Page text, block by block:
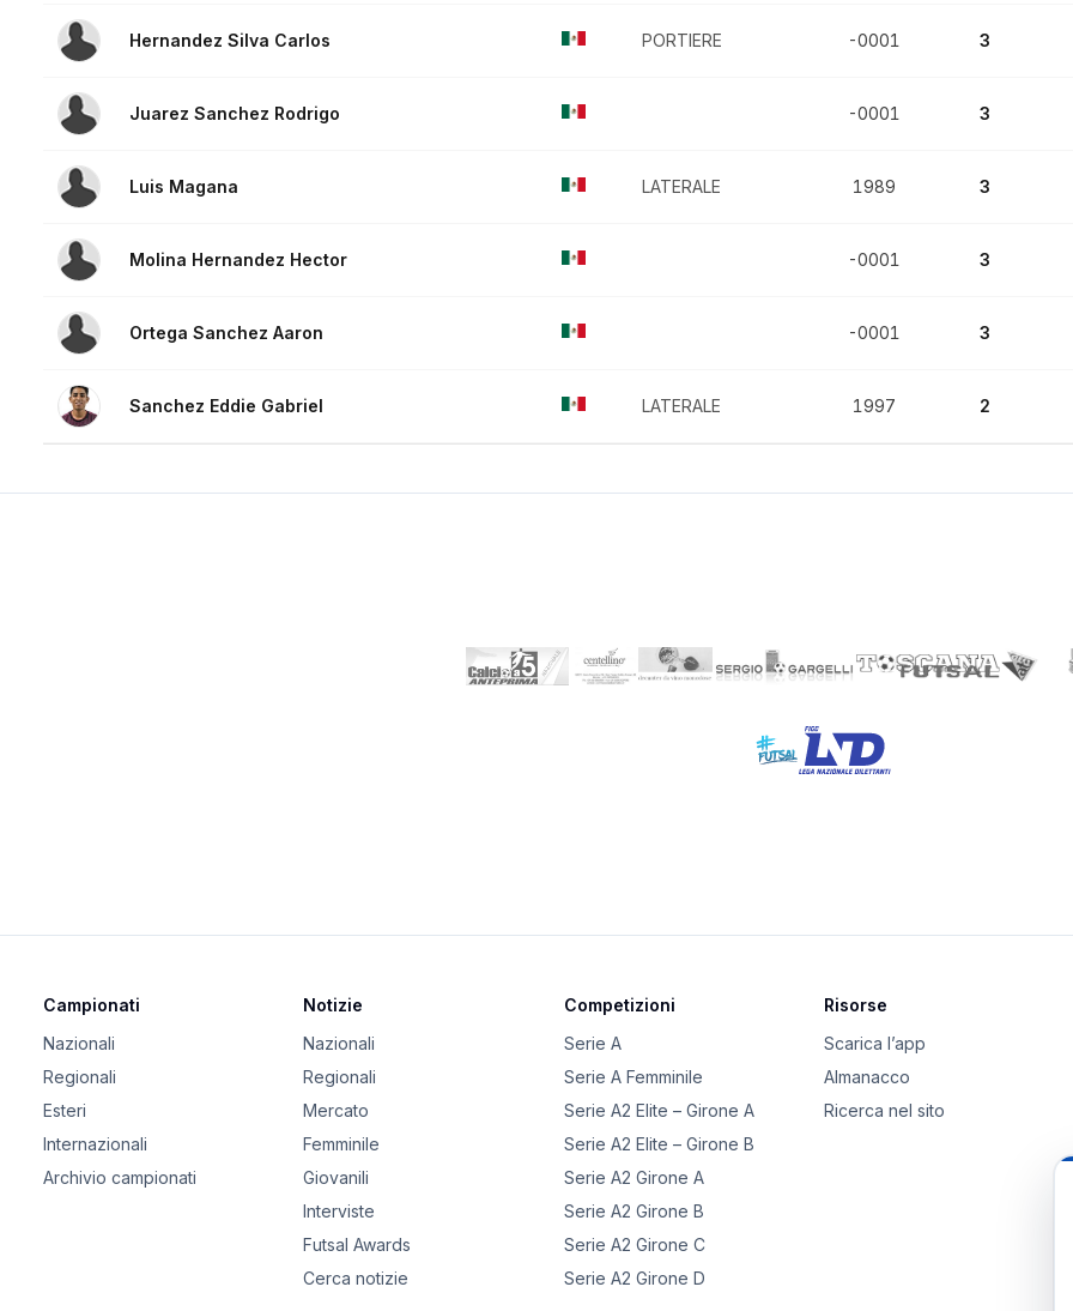
Hernandez Silva Carlos PORTIERE -0001 3
Juarez Sanchez Rodrigo -0001 3
Luis Magana LATERALE 1989 3
Molina Hernandez Hector -0001 3
Ortega Sanchez Aaron -0001 3
Sanchez Eddie Gabriel LATERALE 1997 2
Campionati
Nazionali
Regionali
Esteri
Internazionali
Archivio campionati
Notizie
Nazionali
Regionali
Mercato
Femminile
Giovanili
Interviste
Futsal Awards
Cerca notizie
Competizioni
Serie A
Serie A Femminile
Serie A2 Elite – Girone A
Serie A2 Elite – Girone B
Serie A2 Girone A
Serie A2 Girone B
Serie A2 Girone C
Serie A2 Girone D
Risorse
Scarica l’app
Almanacco
Ricerca nel sito